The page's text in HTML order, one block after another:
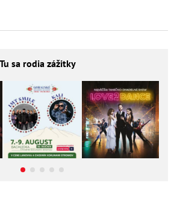
sa rodia zážitky